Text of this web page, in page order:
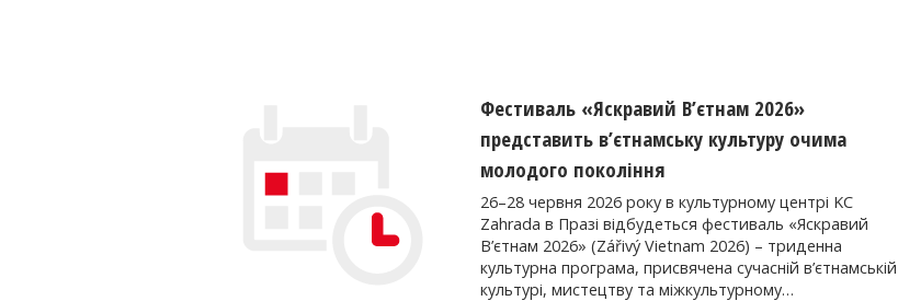
Фестиваль «Яскравий В’єтнам 2026»
представить в’єтнамську культуру очима
молодого покоління
26–28 червня 2026 року в культурному центрі KC
Zahrada в Празі відбудеться фестиваль «Яскравий
В’єтнам 2026» (Zářivý Vietnam 2026) – триденна
культурна програма, присвячена сучасній в’єтнамській
культурі, мистецтву та міжкультурному…